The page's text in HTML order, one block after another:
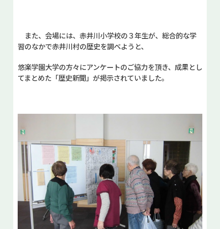
また、会場には、赤井川小学校の３年生が、総合的な学
習のなかで赤井川村の歴史を調べようと、
悠楽学園大学の方々にアンケートのご協力を頂き、成果とし
てまとめた「歴史新聞」が掲示されていました。